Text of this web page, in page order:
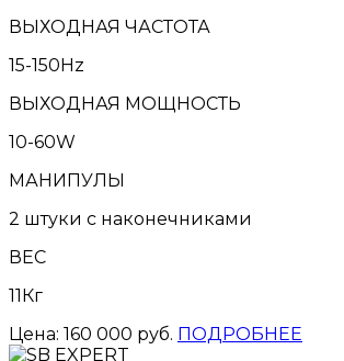
ВЫХОДНАЯ ЧАСТОТА
15-150Hz
ВЫХОДНАЯ МОЩНОСТЬ
10-60W
МАНИПУЛЫ
2 штуки с наконечниками
ВЕС
11Кг
Цена: 160 000 руб. ПОДРОБНЕЕ